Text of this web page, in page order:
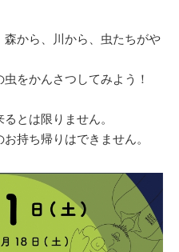
から、川から、虫たちがや
をかんさつしてみよう！
とは限りません。
持ち帰りはできません。